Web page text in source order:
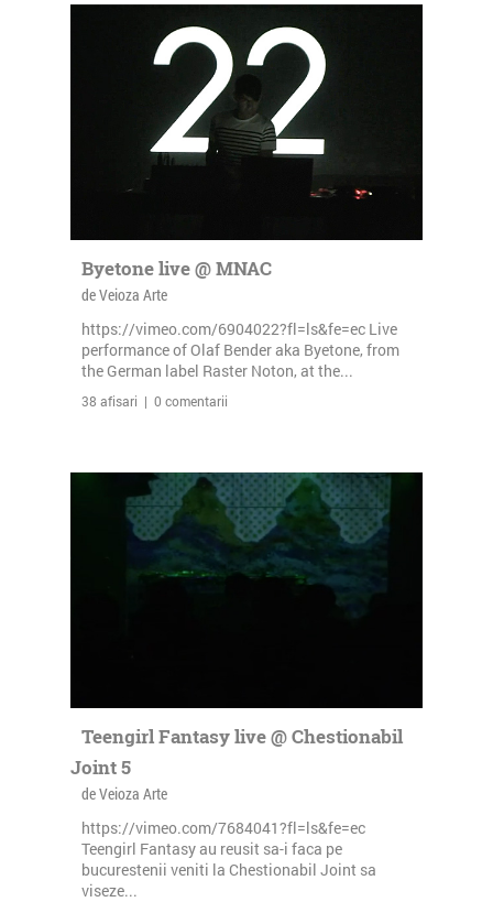
Byetone live @ MNAC
de Veioza Arte
https://vimeo.com/6904022?fl=ls&fe=ec Live
performance of Olaf Bender aka Byetone, from
the German label Raster Noton, at the...
38 afisari | 0 comentarii
Teengirl Fantasy live @ Chestionabil
Joint 5
de Veioza Arte
https://vimeo.com/7684041?fl=ls&fe=ec
Teengirl Fantasy au reusit sa-i faca pe
bucurestenii veniti la Chestionabil Joint sa
viseze...